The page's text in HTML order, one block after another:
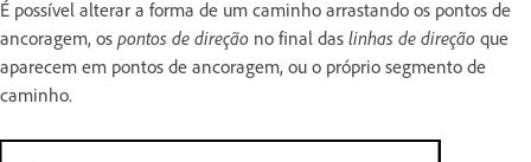
É possível alterar a forma de um caminho arrastando os pontos de
ancoragem, os pontos de direção no final das linhas de direção que
aparecem em pontos de ancoragem, ou o próprio segmento de
caminho.